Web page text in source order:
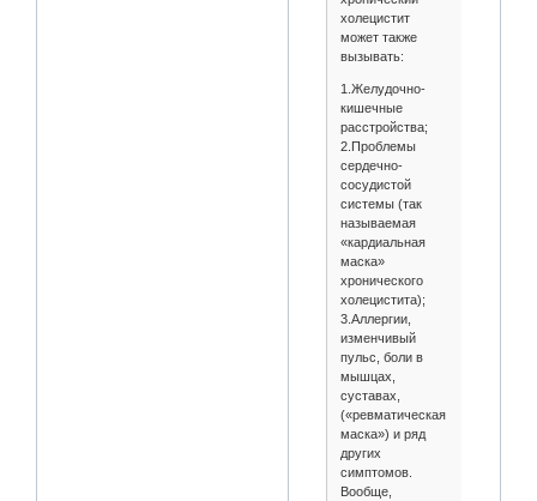
холецистит
может также
вызывать:
1.Желудочно-
кишечные
расстройства;
2.Проблемы
сердечно-
сосудистой
системы (так
называемая
«кардиальная
маска»
хронического
холецистита);
3.Аллергии,
изменчивый
пульс, боли в
мышцах,
суставах,
(«ревматическая
маска») и ряд
других
симптомов.
Вообще,